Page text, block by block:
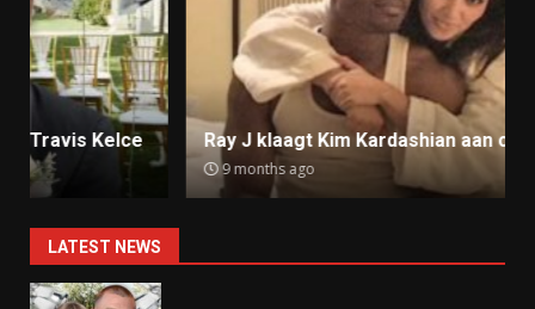
Ray J klaagt Kim Kardashian aan om sekstape
9 months ago
LATEST NEWS